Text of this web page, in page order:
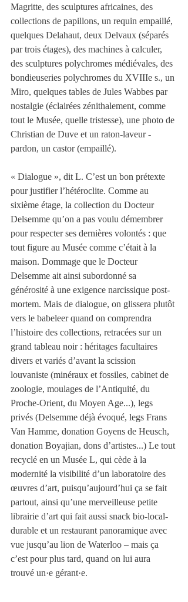
Magritte, des sculptures africaines, des
collections de papillons, un requin empaillé,
quelques Delahaut, deux Delvaux (séparés
par trois étages), des machines à calculer,
des sculptures polychromes médiévales, des
bondieuseries polychromes du XVIIIe s., un
Miro, quelques tables de Jules Wabbes par
nostalgie (éclairées zénithalement, comme
tout le Musée, quelle tristesse), une photo de
Christian de Duve et un raton-laveur -
pardon, un castor (empaillé).
« Dialogue », dit L. C’est un bon prétexte
pour justifier l’hétéroclite. Comme au
sixième étage, la collection du Docteur
Delsemme qu’on a pas voulu démembrer
pour respecter ses dernières volontés : que
tout figure au Musée comme c’était à la
maison. Dommage que le Docteur
Delsemme ait ainsi subordonné sa
générosité à une exigence narcissique post-
mortem. Mais de dialogue, on glissera plutôt
vers le babeleer quand on comprendra
l’histoire des collections, retracées sur un
grand tableau noir : héritages facultaires
divers et variés d’avant la scission
louvaniste (minéraux et fossiles, cabinet de
zoologie, moulages de l’Antiquité, du
Proche-Orient, du Moyen Age...), legs
privés (Delsemme déjà évoqué, legs Frans
Van Hamme, donation Goyens de Heusch,
donation Boyajian, dons d’artistes...) Le tout
recyclé en un Musée L, qui cède à la
modernité la visibilité d’un laboratoire des
œuvres d’art, puisqu’aujourd’hui ça se fait
partout, ainsi qu’une merveilleuse petite
librairie d’art qui fait aussi snack bio-local-
durable et un restaurant panoramique avec
vue jusqu’au lion de Waterloo – mais ça
c’est pour plus tard, quand on lui aura
trouvé un·e gérant·e.